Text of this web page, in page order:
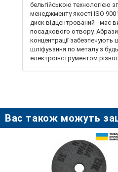
бельгійською технологією
менеджменту якості ISO
диск відцентрований - має
посадкового отвору.
концентрації забезпечують
шліфування по металу з
електроінструментом
проведенні робіт.
металевих поверхонь від
ін. Високий робочий ресурс,
радіальних биттів.
кутовою шліфмашиною.
Вас також можуть